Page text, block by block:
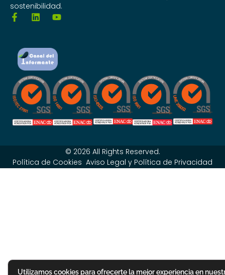
sostenibilidad.
© 2026 All Rights Reserved.
Política de Cookies Aviso Legal y Política de Privacidad
Utilizamos cookies para ofrecerte la mejor experiencia en